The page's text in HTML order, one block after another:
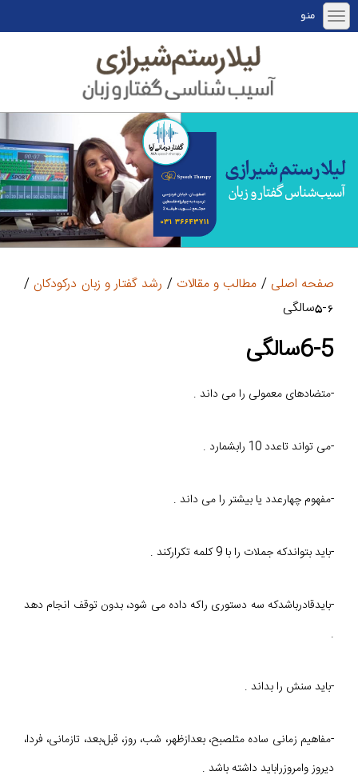
منو
صفحه اصلی / مطالب و مقالات / رشد گفتار و زبان درکودکان /
6-5سالگی
6-5سالگی
-متضادهای معمولی را می داند .
-می تواند تاعدد 10 رابشمارد .
-مفهوم چهارعدد یا بیشتر را می داند .
-باید بتواندکه جملات را با 9 کلمه تکرارکند .
-بایدقادرباشدکه سه دستوری راکه داده می شود، بدون توقف انجام دهد
.
-باید سنش را بداند .
-مفاهیم زمانی ساده مثلصبح، بعدازظهر، شب، روز، قبل،بعد، تازمانی، فردا،
دیروز وامروزراباید داشته باشد .